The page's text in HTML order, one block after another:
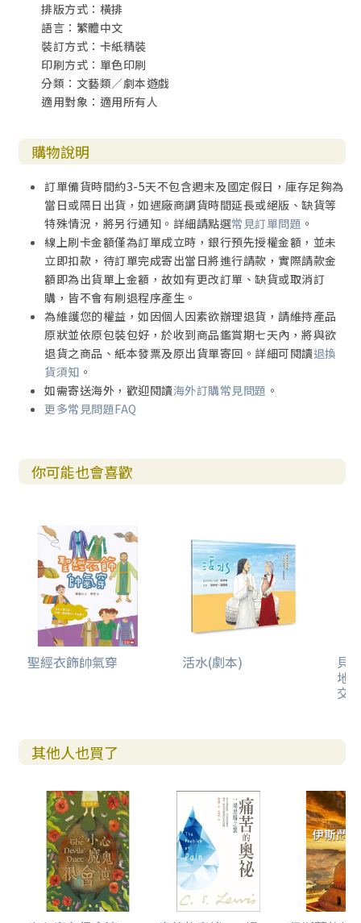
排版方式：橫排
語言：繁體中文
裝訂方式：卡紙精裝
印刷方式：單色印刷
分類：文藝類／劇本遊戲
適用對象：適用所有人
購物說明
訂單備貨時間約3-5天不包含週末及國定假日，庫存足夠為
當日或隔日出貨，如遇廠商調貨時間延長或絕版、缺貨等
特殊情況，將另行通知。詳細請點選常見訂單問題 。
線上刷卡金額僅為訂單成立時，銀行預先授權金額，並未
立即扣款，待訂單完成寄出當日將進行請款，實際請款金
額即為出貨單上金額，故如有更改訂單、缺貨或取消訂
購，皆不會有刷退程序產生。
為維護您的權益，如因個人因素欲辦理退貨，請維持產品
原狀並依原包裝包好，於收到商品鑑賞期七天內，將與欲
退貨之商品、紙本發票及原出貨單寄回。詳細可閱讀退換
貨須知 。
如需寄送海外，歡迎閱讀海外訂購常見問題 。
更多常見問題FAQ
你可能也會喜歡
聖經衣飾帥氣穿 活水(劇本) 貝
地
交
其他人也買了